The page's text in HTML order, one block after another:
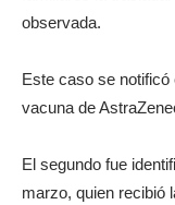
observada.
Este caso se notificó
vacuna de
El segundo fue
marzo, quien recibió